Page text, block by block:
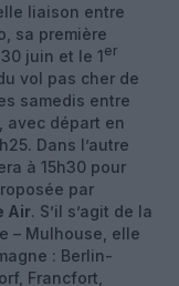
liaison entre
sa première
juin et le 1er
vol pas cher de
samedis entre
avec départ en
Dans l’autre
à 15h30 pour
par
Air. S’il s’agit de la
– Mulhouse, elle
: Berlin-
Francfort,